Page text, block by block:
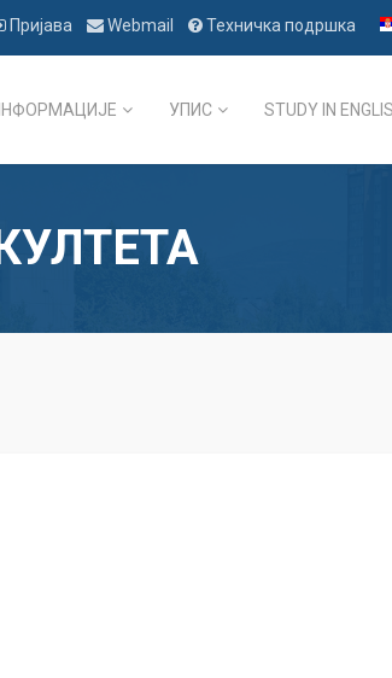
Пријава Webmail Техничка подршка
УПИС STUDY IN